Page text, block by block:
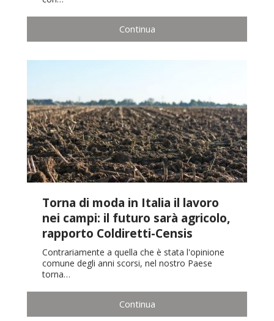
Continua
Torna di moda in Italia il lavoro
nei campi: il futuro sarà agricolo,
rapporto Coldiretti-Censis
Contrariamente a quella che è stata l'opinione
comune degli anni scorsi, nel nostro Paese
torna…
Continua